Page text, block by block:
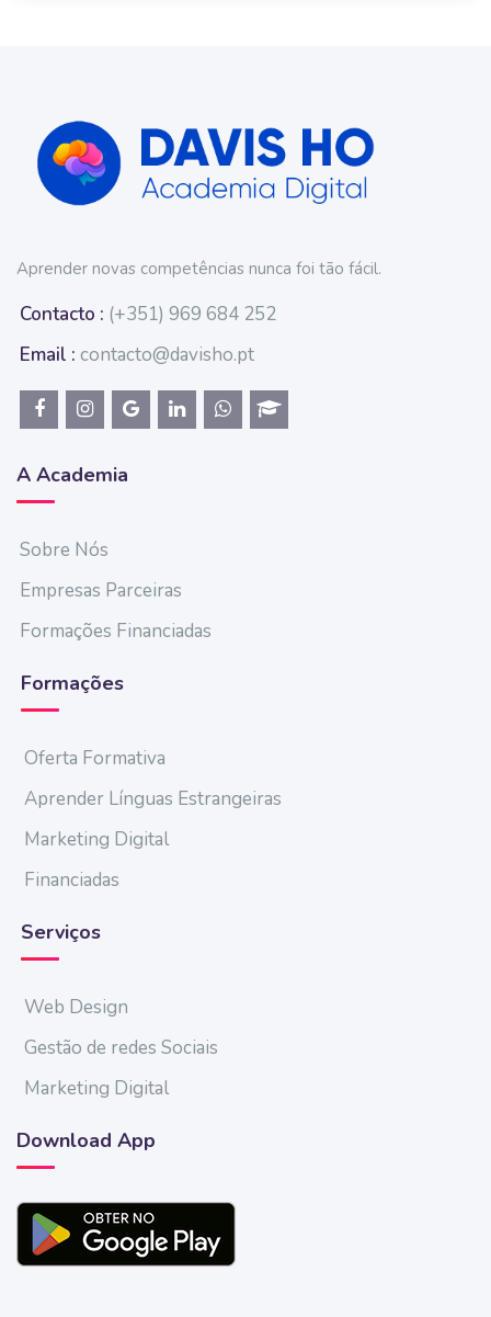
Aprender novas competências nunca foi tão fácil.
Contacto : (+351) 969 684 252
Email : contacto@davisho.pt
A Academia
Sobre Nós
Empresas Parceiras
Formações Financiadas
Formações
Oferta Formativa
Aprender Línguas Estrangeiras
Marketing Digital
Financiadas
Serviços
Web Design
Gestão de redes Sociais
Marketing Digital
Download App